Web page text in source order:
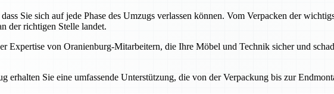
Sie sich auf jede Phase des Umzugs verlassen können. Vom Verpacken der
der richtigen Stelle landet.
Expertise von Oranienburg-Mitarbeitern, die Ihre Möbel und Technik sicher und
erhalten Sie eine umfassende Unterstützung, die von der Verpackung bis zur